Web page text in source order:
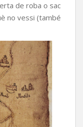
de roba o sac
no vessi (també